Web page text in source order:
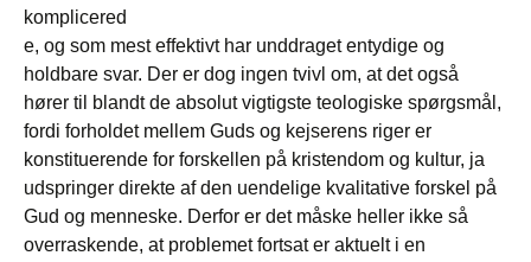
komplicered
e, og som mest effektivt har unddraget entydige og
holdbare svar. Der er dog ingen tvivl om, at det også
hører til blandt de absolut vigtigste teologiske spørgsmål,
fordi forholdet mellem Guds og kejserens riger er
konstituerende for forskellen på kristendom og kultur, ja
udspringer direkte af den uendelige kvalitative forskel på
Gud og menneske. Derfor er det måske heller ikke så
overraskende, at problemet fortsat er aktuelt i en